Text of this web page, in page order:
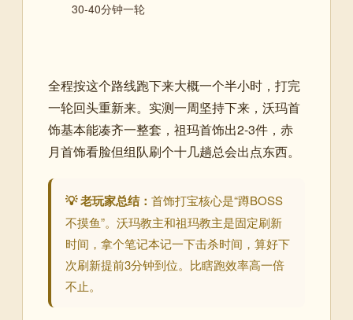
30-40分钟一轮
全程按这个路线跑下来大概一个半小时，打完
一轮回头重新来。实测一周坚持下来，沃玛首
饰基本能凑齐一整套，祖玛首饰出2-3件，赤
月首饰看脸但组队刷个十几趟总会出点东西。
💡 老玩家总结： 首饰打宝核心是“蹲BOSS
不摸鱼”。沃玛教主和祖玛教主是固定刷新
时间，拿个笔记本记一下击杀时间，算好下
次刷新提前3分钟到位。比瞎跑效率高一倍
不止。